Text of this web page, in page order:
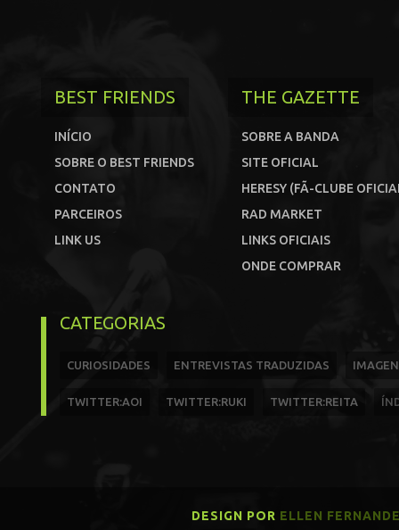
BEST FRIENDS
INÍCIO
SOBRE O BEST FRIENDS
CONTATO
PARCEIROS
LINK US
THE GAZETTE
SOBRE A BANDA
SITE OFICIAL
HERESY (FÃ-CLUBE
RAD MARKET
LINKS OFICIAIS
ONDE COMPRAR
CATEGORIAS
CURIOSIDADES ENTREVISTAS TRADUZIDAS
TWITTER:AOI TWITTER:RUKI TWITTER:REITA
DESIGN POR ELLEN